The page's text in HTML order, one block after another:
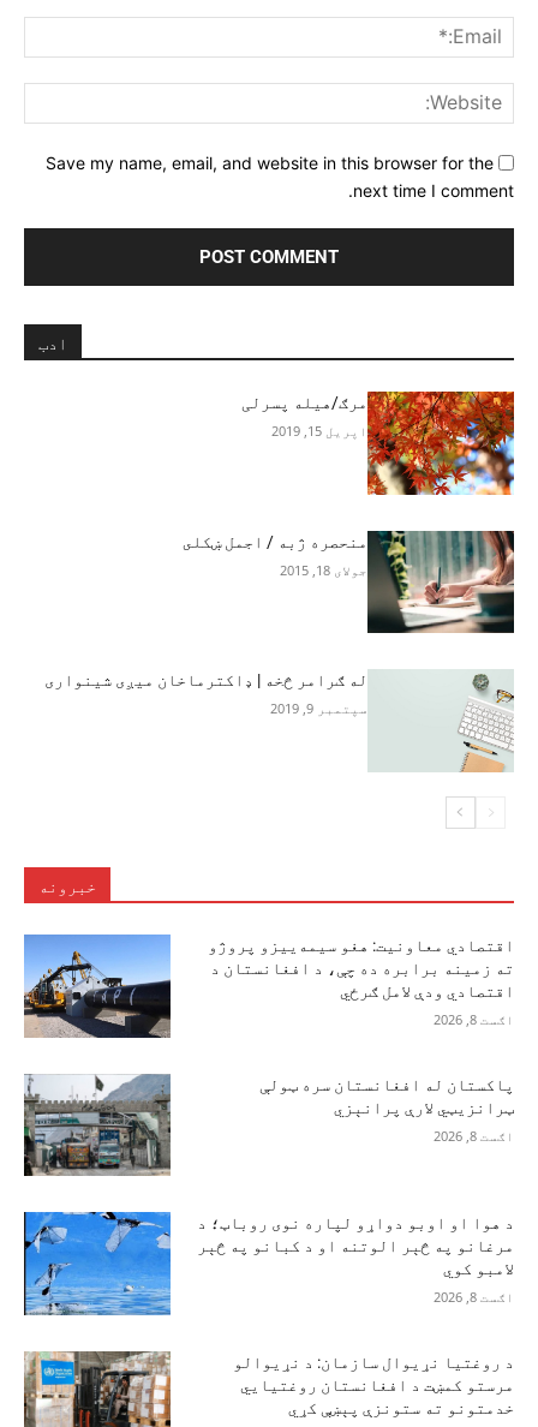
Save my name, email, and website in this browser for the
next time I comment.
ادب
مرګ/هیله پسرلی
اپریل 15, 2019
منحصره ژبه / اجمل ښکلى
جولای 18, 2015
له ګرامر څخه | ډاکترماخان میږی شینواری
سپتمبر 9, 2019
خبرونه
اقتصادي معاونیت: هغو سیمه‌ییزو پروژو
ته زمینه برابره ده چې، د افغانستان د
اقتصادي ودې لامل ګرځي
اګست 8, 2026
پاکستان له افغانستان سره ټولې
ټرانزیټي لارې پرانېزي
اګست 8, 2026
د هوا او اوبو دواړو لپاره نوی روباټ؛ د
مرغانو په څېر الوتنه او د کبانو په څېر
لامبو کوي
اګست 8, 2026
د روغتیا نړیوال سازمان: د نړیوالو
مرستو کمښت د افغانستان روغتیايي
خدمتونو ته ستونزې پېښې کړي